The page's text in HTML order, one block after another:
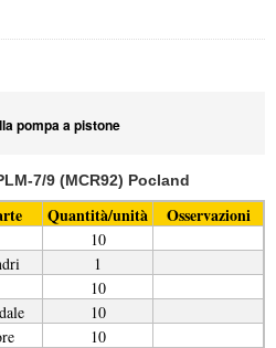
pompa a pistone
7/9 (MCR92) Pocland
Quantità/unità Osservazioni
10
1
10
10
10